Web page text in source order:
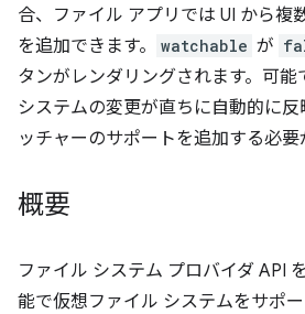
合、ファイル アプリでは UI から複
を追加できます。
watchable が
タンがレンダリングされます。可
システムの変更が直ちに自動的に
ッチャーのサポートを追加する必要
概要
ファイル システム プロバイダ API
能で仮想ファイル システムをサポ